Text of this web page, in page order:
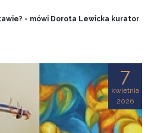
- mówi Dorota Lewicka kurator
7
kwietnia
2026